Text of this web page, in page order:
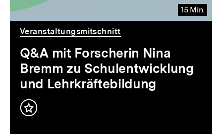
15 Min.
Video
Dauer
15
Min.
Veranstaltungsmitschnitt
Q&A mit Forscherin Nina
Bremm zu Schulentwicklung
und Lehrkräftebildung
Inhalt